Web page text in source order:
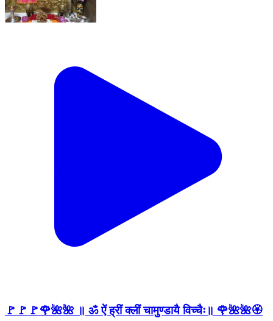
🚩🚩🚩🌹🌺🌺 ॥ ॐ ऐं ह्रीं क्लीं चामुण्डायै विच्चैः॥ 🌹🌺🌺🏵️